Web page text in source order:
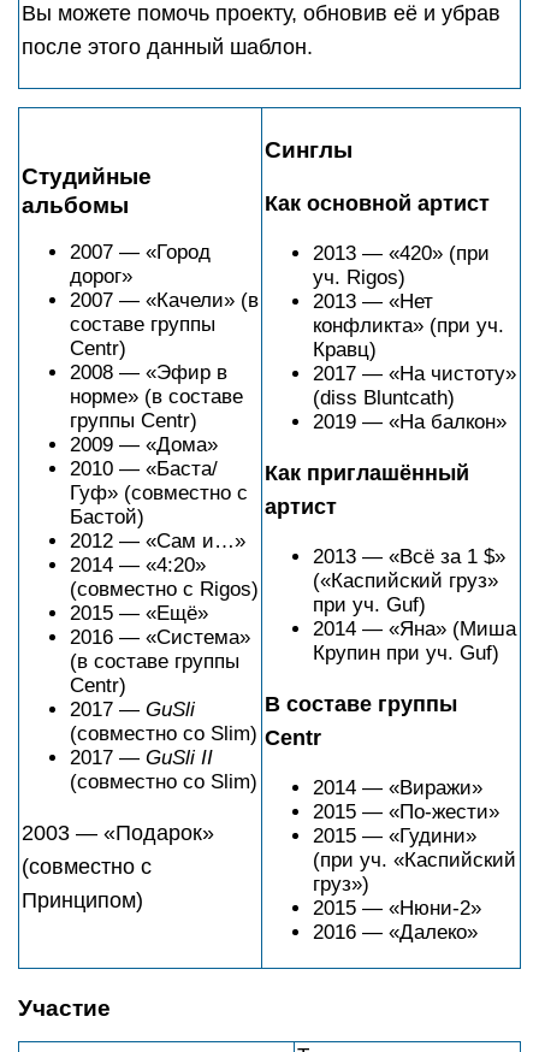
Вы можете помочь проекту, обновив её и убрав
после этого данный шаблон.
Студийные
альбомы
2007 — «Город
дорог»
2007 — «Качели» (в
составе группы
Centr)
2008 — «Эфир в
норме» (в составе
группы Centr)
2009 — «Дома»
2010 — «Баста/
Гуф» (совместно с
Бастой)
2012 — «Сам и…»
2014 — «4:20»
(совместно с Rigos)
2015 — «Ещё»
2016 — «Cистема»
(в составе группы
Centr)
2017 — GuSli
(совместно со Slim)
2017 — GuSli II
(совместно со Slim)
2003 — «Подарок»
(совместно с
Принципом)
Синглы
Как основной артист
2013 — «420» (при
уч. Rigos)
2013 — «Нет
конфликта» (при уч.
Кравц)
2017 — «На чистоту»
(diss Bluntcath)
2019 — «На балкон»
Как приглашённый
артист
2013 — «Всё за 1 $»
(«Каспийский груз»
при уч. Guf)
2014 — «Яна» (Миша
Крупин при уч. Guf)
В составе группы
Centr
2014 — «Виражи»
2015 — «По-жести»
2015 — «Гудини»
(при уч. «Каспийский
груз»)
2015 — «Нюни-2»
2016 — «Далеко»
Участие